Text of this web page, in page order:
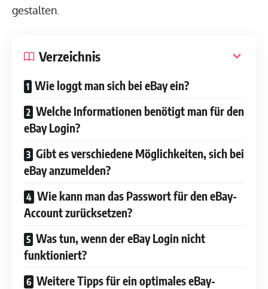
gestalten.
Verzeichnis
Wie loggt man sich bei eBay ein?
Welche Informationen benötigt man für den
eBay Login?
Gibt es verschiedene Möglichkeiten, sich bei
eBay anzumelden?
Wie kann man das Passwort für den eBay-
Account zurücksetzen?
Was tun, wenn der eBay Login nicht
funktioniert?
Weitere Tipps für ein optimales eBay-